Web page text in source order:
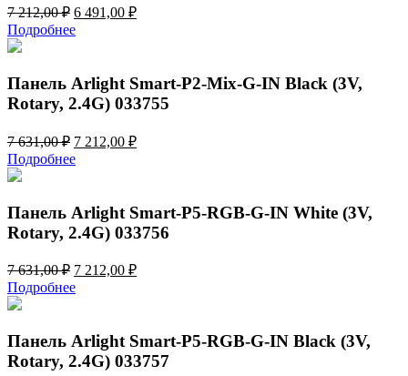
7 212,00₽ Первоначальная
цена
составляла
212,00 ₽.
6 491,00 ₽Текущая
Подробнее
Панель Arlight Smart-P2-Mix-G-IN Black (3V,
Rotary, 2.4G) 033755
7 631,00₽ Первоначальная
цена
составляла
631,00 ₽.
7 212,00 ₽Текущая
Подробнее
Панель Arlight Smart-P5-RGB-G-IN White (3V,
Rotary, 2.4G) 033756
7 631,00₽ Первоначальная
цена
составляла
631,00 ₽.
7 212,00 ₽Текущая
Подробнее
Панель Arlight Smart-P5-RGB-G-IN Black (3V,
Rotary, 2.4G) 033757